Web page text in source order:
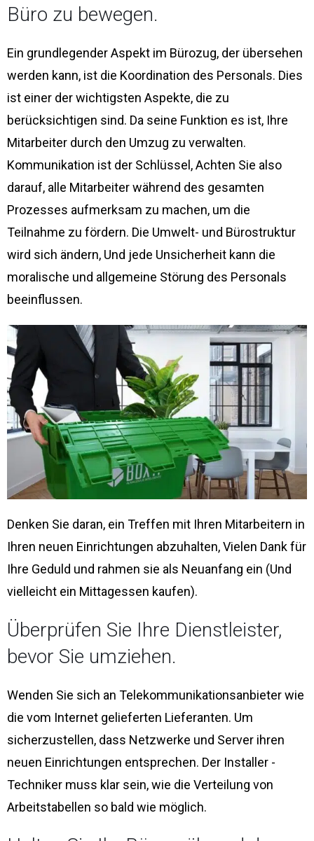
Büro zu bewegen.
Ein grundlegender Aspekt im Bürozug, der übersehen
werden kann, ist die Koordination des Personals. Dies
ist einer der wichtigsten Aspekte, die zu
berücksichtigen sind. Da seine Funktion es ist, Ihre
Mitarbeiter durch den Umzug zu verwalten.
Kommunikation ist der Schlüssel, Achten Sie also
darauf, alle Mitarbeiter während des gesamten
Prozesses aufmerksam zu machen, um die
Teilnahme zu fördern. Die Umwelt- und Bürostruktur
wird sich ändern, Und jede Unsicherheit kann die
moralische und allgemeine Störung des Personals
beeinflussen.
Denken Sie daran, ein Treffen mit Ihren Mitarbeitern in
Ihren neuen Einrichtungen abzuhalten, Vielen Dank für
Ihre Geduld und rahmen sie als Neuanfang ein (Und
vielleicht ein Mittagessen kaufen).
Überprüfen Sie Ihre Dienstleister,
bevor Sie umziehen.
Wenden Sie sich an Telekommunikationsanbieter wie
die vom Internet gelieferten Lieferanten. Um
sicherzustellen, dass Netzwerke und Server ihren
neuen Einrichtungen entsprechen. Der Installer -
Techniker muss klar sein, wie die Verteilung von
Arbeitstabellen so bald wie möglich.